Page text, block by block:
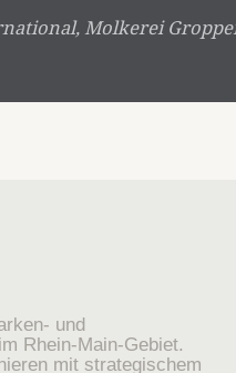
Molkerei
und
Rhein-Main-Gebiet.
mit strategischem